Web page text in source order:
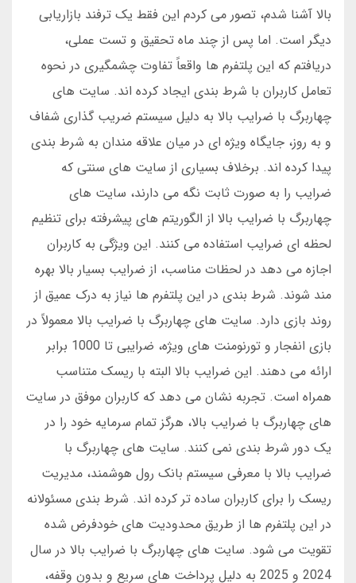
بالا آشنا شدم، تصور می کردم این فقط یک ترفند بازاریابی
دیگر است. اما پس از چند ماه تحقیق و تست عملی،
دریافتم که این پلتفرم ها واقعاً تفاوت چشمگیری در نحوه
تعامل کاربران با شرط بندی ایجاد کرده اند. سایت های
چهاربرگ با ضرایب بالا به دلیل سیستم ضریب گذاری شفاف
و به روز، جایگاه ویژه ای در میان علاقه مندان به شرط بندی
پیدا کرده اند. برخلاف بسیاری از سایت های سنتی که
ضرایب را به صورت ثابت نگه می دارند، سایت های
چهاربرگ با ضرایب بالا از الگوریتم های پیشرفته برای تنظیم
لحظه ای ضرایب استفاده می کنند. این ویژگی به کاربران
اجازه می دهد در لحظات مناسب، از ضرایب بسیار بالا بهره
مند شوند. شرط بندی در این پلتفرم ها نیاز به درک عمیق از
روند بازی دارد. سایت های چهاربرگ با ضرایب بالا معمولاً در
بازی انفجار و تورنومنت های ویژه، ضرایبی تا 1000 برابر
ارائه می دهند. این ضرایب بالا البته با ریسک متناسب
همراه است. تجربه نشان می دهد که کاربران موفق در سایت
های چهاربرگ با ضرایب بالا، هرگز تمام سرمایه خود را در
یک دور شرط بندی نمی کنند. سایت های چهاربرگ با
ضرایب بالا با معرفی سیستم بانک رول هوشمند، مدیریت
ریسک را برای کاربران ساده تر کرده اند. شرط بندی مسئولانه
در این پلتفرم ها از طریق محدودیت های خودفرض شده
تقویت می شود. سایت های چهاربرگ با ضرایب بالا در سال
2024 و 2025 به دلیل پرداخت های سریع و بدون وقفه،